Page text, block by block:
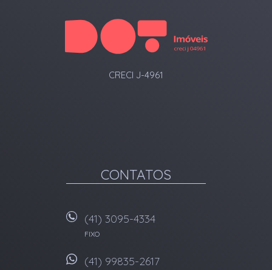
CRECI J-4961
CONTATOS
(41) 3095-4334
FIXO
(41) 99835-2617